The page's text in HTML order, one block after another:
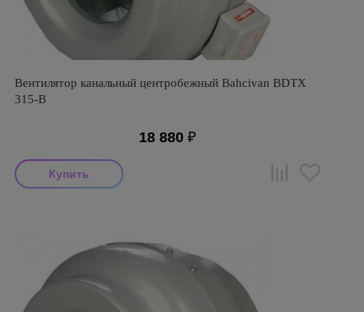
Вентилятор канальный центробежный Bahcivan BDTX
315-B
18 880 ₽